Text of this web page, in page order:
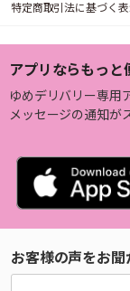
特定商取引法に基づく
アプリならもっと
ゆめデリバリー専用
メッセージの通知が
お客様の声をお聞